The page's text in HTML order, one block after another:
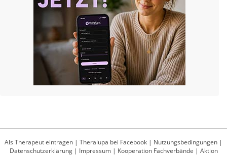
Als Therapeut eintragen | Theralupa bei Facebook | Nutzungsbedingungen |
Datenschutzerklärung| Impressum| Kooperation Fachverbände | Aktion